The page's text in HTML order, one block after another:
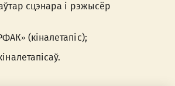
сцэнара і рэжысёр
(кіналетапіс);